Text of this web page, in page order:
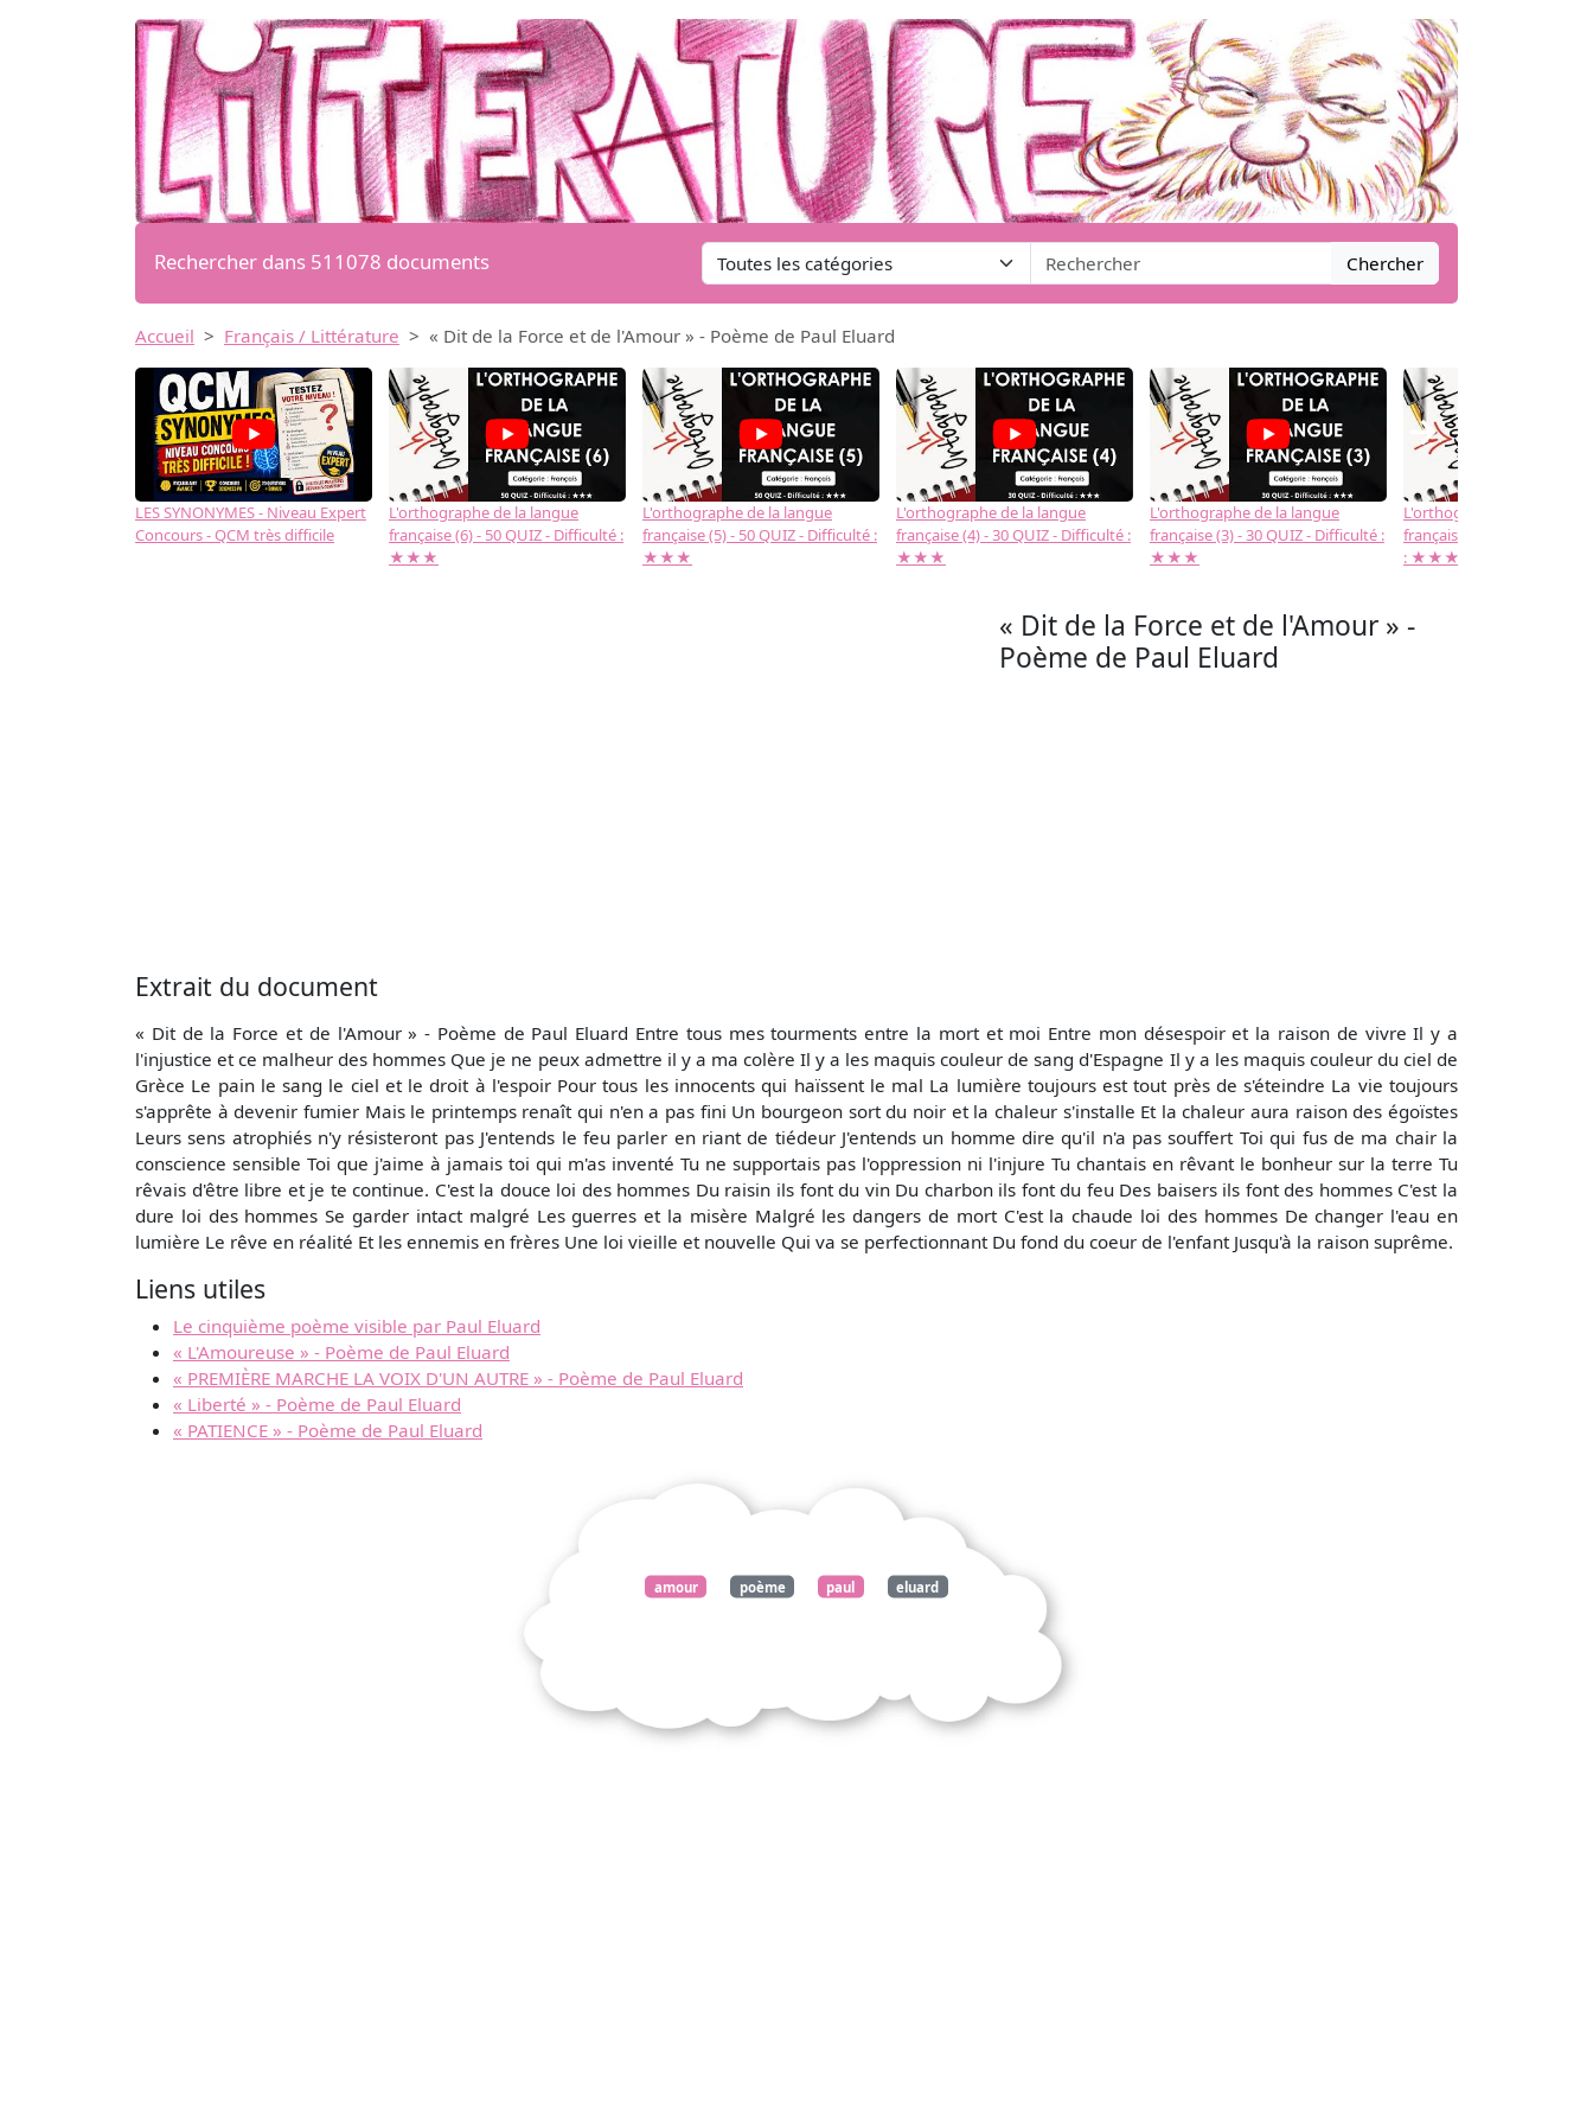
Rechercher dans 511078 documents Chercher
Accueil Français / Littérature « Dit de la Force et de l'Amour » - Poème de Paul Eluard
LES SYNONYMES - Niveau Expert
Concours - QCM très difficile
L'orthographe de la langue
française (6) - 50 QUIZ - Difficulté :
★★★
L'orthographe de la langue
française (5) - 50 QUIZ - Difficulté :
★★★
L'orthographe de la langue
française (4) - 30 QUIZ - Difficulté :
★★★
L'orthographe de la langue
française (3) - 30 QUIZ - Difficulté :
★★★
L'orthographe de la langue
française (2) -( 20 QUIZ -
: ★★★
→
« Dit de la Force et de l'Amour » -
Poème de Paul Eluard
Extrait du document
« Dit de la Force et de l'Amour » - Poème de Paul Eluard Entre tous mes tourments entre la mort et moi Entre mon désespoir et la raison de vivre Il y a
l'injustice et ce malheur des hommes Que je ne peux admettre il y a ma colère Il y a les maquis couleur de sang d'Espagne Il y a les maquis couleur du ciel de
Grèce Le pain le sang le ciel et le droit à l'espoir Pour tous les innocents qui haïssent le mal La lumière toujours est tout près de s'éteindre La vie toujours
s'apprête à devenir fumier Mais le printemps renaît qui n'en a pas fini Un bourgeon sort du noir et la chaleur s'installe Et la chaleur aura raison des égoïstes
Leurs sens atrophiés n'y résisteront pas J'entends le feu parler en riant de tiédeur J'entends un homme dire qu'il n'a pas souffert Toi qui fus de ma chair la
conscience sensible Toi que j'aime à jamais toi qui m'as inventé Tu ne supportais pas l'oppression ni l'injure Tu chantais en rêvant le bonheur sur la terre Tu
rêvais d'être libre et je te continue. C'est la douce loi des hommes Du raisin ils font du vin Du charbon ils font du feu Des baisers ils font des hommes C'est la
dure loi des hommes Se garder intact malgré Les guerres et la misère Malgré les dangers de mort C'est la chaude loi des hommes De changer l'eau en
lumière Le rêve en réalité Et les ennemis en frères Une loi vieille et nouvelle Qui va se perfectionnant Du fond du coeur de l'enfant Jusqu'à la raison suprême.
Liens utiles
Le cinquième poème visible par Paul Eluard
« L'Amoureuse » - Poème de Paul Eluard
« PREMIÈRE MARCHE LA VOIX D'UN AUTRE » - Poème de Paul Eluard
« Liberté » - Poème de Paul Eluard
« PATIENCE » - Poème de Paul Eluard
amour poème paul eluard